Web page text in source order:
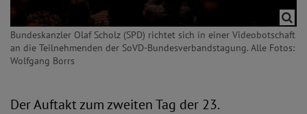
Bundeskanzler Olaf Scholz (SPD) richtet sich in einer Videobotschaft
an die Teilnehmenden der SoVD-Bundesverbandstagung. Alle Fotos:
Wolfgang Borrs
Der Auftakt zum zweiten Tag der 23.